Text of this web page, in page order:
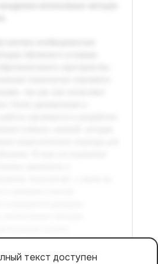
текст доступен